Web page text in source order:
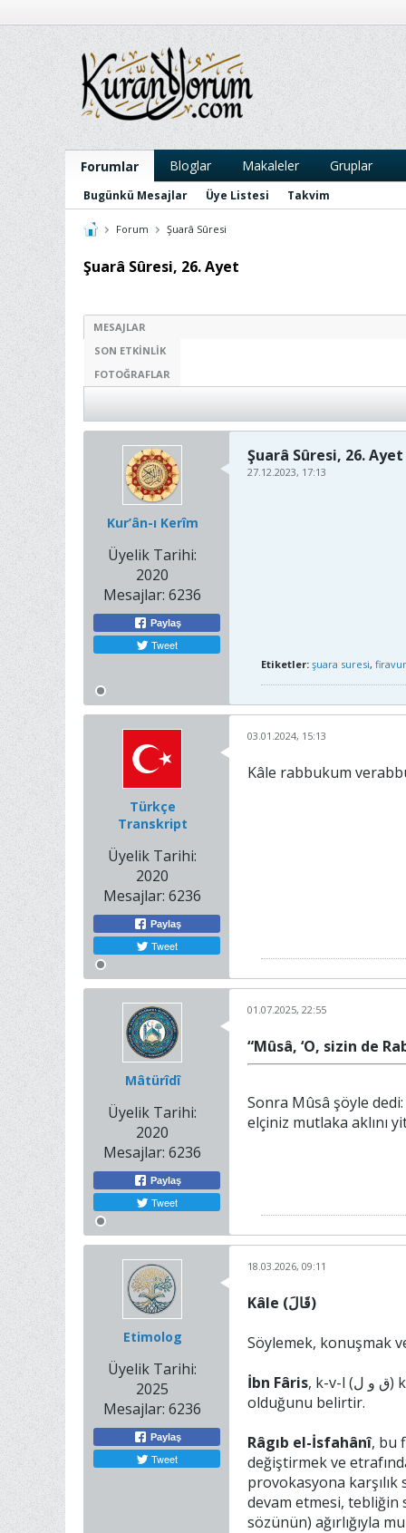
Forumlar Bloglar Makaleler Gruplar
Bugünkü Mesajlar Üye Listesi Takvim
Forum Şuarâ Sûresi
Şuarâ Sûresi, 26. Ayet
MESAJLAR
SON ETKINLIK
FOTOĞRAFLAR
Kur’ân-ı Kerîm
Üyelik Tarihi:
2020
Mesajlar: 6236
Paylaş
Tweet
Şuarâ Sûresi, 26. Ayet
27.12.2023, 17:13
Etiketler: şuara suresi,
Türkçe
Transkript
Üyelik Tarihi:
2020
Mesajlar: 6236
Paylaş
Tweet
03.01.2024, 15:13
Kâle rabbukum
Mâtürîdî
Üyelik Tarihi:
2020
Mesajlar: 6236
Paylaş
Tweet
01.07.2025, 22:55
“Mûsâ, ‘O, sizin de
Sonra Mûsâ şöyle
elçiniz mutlaka aklını
Etimolog
Üyelik Tarihi:
2025
Mesajlar: 6236
Paylaş
Tweet
18.03.2026, 09:11
Kâle (قَالَ)
İbn Fâris, k-v-l (ق و ل) kökünün "zihindeki, kalpteki veya iradedeki bir mananın kelimelere dökülerek açıkça ifade edilmesi"
olduğunu belirtir.
Râgıb el-İsfahânî, bu
değiştirmek ve
provokasyona karşılık
devam etmesi, tebliğin
sözünün) ağırlığıyla